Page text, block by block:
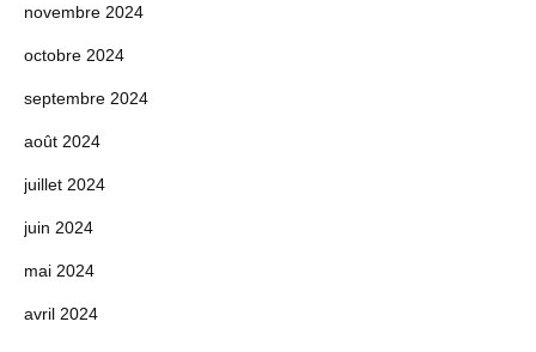
novembre 2024
octobre 2024
septembre 2024
août 2024
juillet 2024
juin 2024
mai 2024
avril 2024